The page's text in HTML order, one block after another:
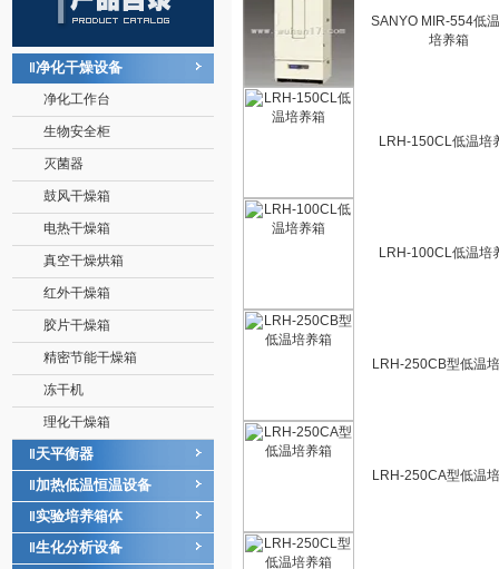
净化干燥设备
净化工作台
生物安全柜
灭菌器
鼓风干燥箱
电热干燥箱
真空干燥烘箱
红外干燥箱
胶片干燥箱
精密节能干燥箱
冻干机
理化干燥箱
天平衡器
加热低温恒温设备
实验培养箱体
生化分析设备
SANYO MIR-554低
培养箱
LRH-150CL低温培
LRH-100CL低温培
LRH-250CB型低温
LRH-250CA型低温